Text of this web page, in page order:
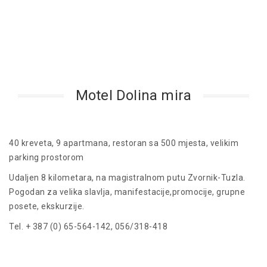
Motel Dolina mira
40 kreveta, 9 apartmana, restoran sa 500 mjesta, velikim
parking prostorom
Udaljen 8 kilometara, na magistralnom putu Zvornik-Tuzla.
Pogodan za velika slavlja, manifestacije,promocije, grupne
posete, ekskurzije.
Tel. + 387 (0) 65-564-142, 056/318-418